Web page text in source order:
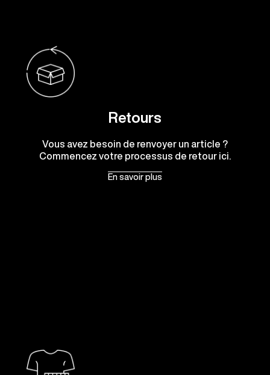
Retours
Vous avez besoin de renvoyer un article ?
Commencez votre processus de retour ici.
En savoir plus